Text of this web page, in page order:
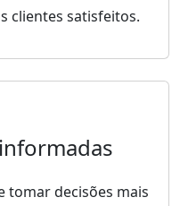
clientes satisfeitos.
tomar decisões mais